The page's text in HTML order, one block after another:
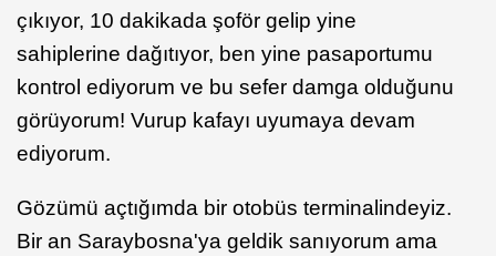
çıkıyor, 10 dakikada şoför gelip yine
sahiplerine dağıtıyor, ben yine pasaportumu
kontrol ediyorum ve bu sefer damga olduğunu
görüyorum! Vurup kafayı uyumaya devam
ediyorum.
Gözümü açtığımda bir otobüs terminalindeyiz.
Bir an Saraybosna'ya geldik sanıyorum ama